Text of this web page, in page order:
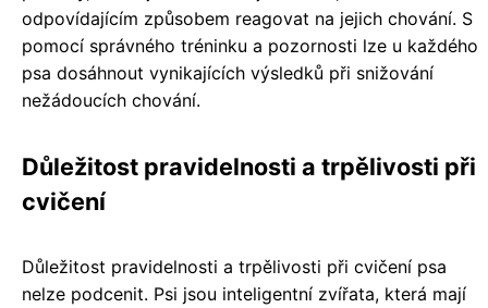
odpovídajícím způsobem reagovat na jejich chování. S
pomocí správného tréninku a pozornosti lze u každého
psa dosáhnout vynikajících výsledků při snižování
nežádoucích chování.
Důležitost pravidelnosti a trpělivosti při
cvičení
Důležitost pravidelnosti a trpělivosti při cvičení psa
nelze podcenit. Psi jsou inteligentní zvířata, která mají